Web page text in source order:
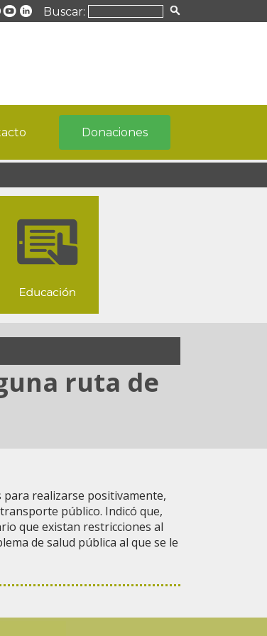
Buscar:
Donaciones
ruta de
para realizarse positivamente,
público. Indicó que,
que existan restricciones al
de salud pública al que se le